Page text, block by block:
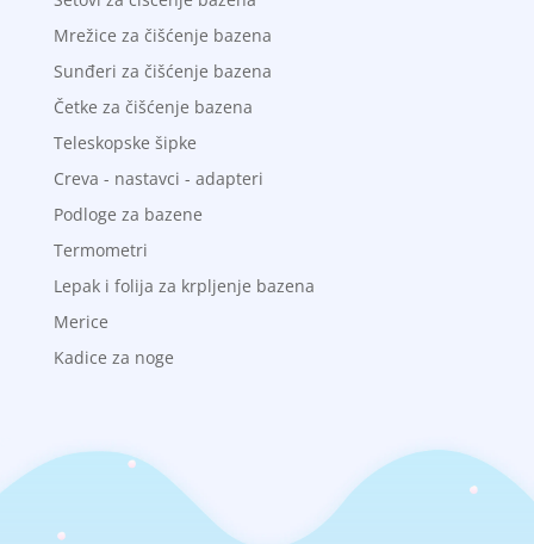
Mrežice za čišćenje bazena
Sunđeri za čišćenje bazena
Četke za čišćenje bazena
Teleskopske šipke
Creva - nastavci - adapteri
Podloge za bazene
Termometri
Lepak i folija za krpljenje bazena
Merice
Kadice za noge